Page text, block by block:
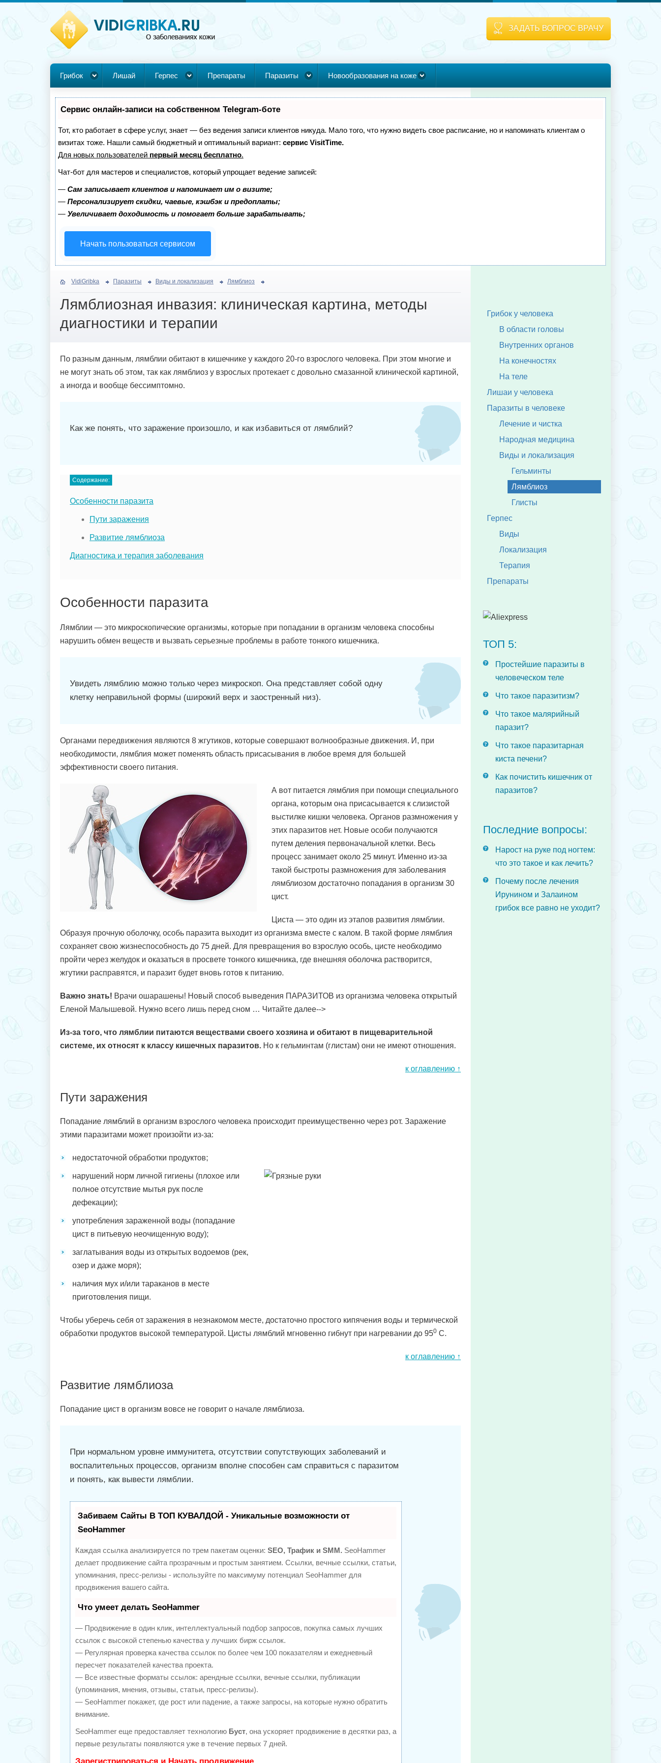
ЗАДАТЬ ВОПРОС ВРАЧУ
Грибок Лишай Герпес Препараты Паразиты Новообразования на коже
Сервис онлайн-записи на собственном Telegram-боте
Тот, кто работает в сфере услуг, знает — без ведения записи клиентов никуда. Мало того, что нужно видеть свое расписание, но и напоминать клиентам о
визитах тоже. Нашли самый бюджетный и оптимальный вариант: сервис VisitTime.
Для новых пользователей первый месяц бесплатно.
Чат-бот для мастеров и специалистов, который упрощает ведение записей:
— Сам записывает клиентов и напоминает им о визите;
— Персонализирует скидки, чаевые, кэшбэк и предоплаты;
— Увеличивает доходимость и помогает больше зарабатывать;
Начать пользоваться сервисом
VidiGribka Паразиты Виды и локализация Лямблиоз
Лямблиозная инвазия: клиническая картина, методы
диагностики и терапии
По разным данным, лямблии обитают в кишечнике у каждого 20-го взрослого человека. При этом многие и
не могут знать об этом, так как лямблиоз у взрослых протекает с довольно смазанной клинической картиной,
а иногда и вообще бессимптомно.
Как же понять, что заражение произошло, и как избавиться от лямблий?
Содержание:
Особенности паразита
Пути заражения
Развитие лямблиоза
Диагностика и терапия заболевания
Особенности паразита
Лямблии — это микроскопические организмы, которые при попадании в организм человека способны
нарушить обмен веществ и вызвать серьезные проблемы в работе тонкого кишечника.
Увидеть лямблию можно только через микроскоп. Она представляет собой одну
клетку неправильной формы (широкий верх и заостренный низ).
Органами передвижения являются 8 жгутиков, которые совершают волнообразные движения. И, при
необходимости, лямблия может поменять область присасывания в любое время для большей
эффективности своего питания.
А вот питается лямблия при помощи специального
органа, которым она присасывается к слизистой
выстилке кишки человека. Органов размножения у
этих паразитов нет. Новые особи получаются
путем деления первоначальной клетки. Весь
процесс занимает около 25 минут. Именно из-за
такой быстроты размножения для заболевания
лямблиозом достаточно попадания в организм 30
цист.
Циста — это один из этапов развития лямблии.
Образуя прочную оболочку, особь паразита выходит из организма вместе с калом. В такой форме лямблия
сохраняет свою жизнеспособность до 75 дней. Для превращения во взрослую особь, цисте необходимо
пройти через желудок и оказаться в просвете тонкого кишечника, где внешняя оболочка растворится,
жгутики расправятся, и паразит будет вновь готов к питанию.
Важно знать! Врачи ошарашены! Новый способ выведения ПАРАЗИТОВ из организма человека открытый
Еленой Малышевой. Нужно всего лишь перед сном … Читайте далее-->
Из-за того, что лямблии питаются веществами своего хозяина и обитают в пищеварительной
системе, их относят к классу кишечных паразитов. Но к гельминтам (глистам) они не имеют отношения.
к оглавлению ↑
Пути заражения
Попадание лямблий в организм взрослого человека происходит преимущественно через рот. Заражение
этими паразитами может произойти из-за:
недостаточной обработки продуктов;
нарушений норм личной гигиены (плохое или
полное отсутствие мытья рук после
дефекации);
употребления зараженной воды (попадание
цист в питьевую неочищенную воду);
заглатывания воды из открытых водоемов (рек,
озер и даже моря);
наличия мух и/или тараканов в месте
приготовления пищи.
Чтобы уберечь себя от заражения в незнакомом месте, достаточно простого кипячения воды и термической
обработки продуктов высокой температурой. Цисты лямблий мгновенно гибнут при нагревании до 950 С.
к оглавлению ↑
Развитие лямблиоза
Попадание цист в организм вовсе не говорит о начале лямблиоза.
При нормальном уровне иммунитета, отсутствии сопутствующих заболеваний и
воспалительных процессов, организм вполне способен сам справиться с паразитом
и понять, как вывести лямблии.
Забиваем Сайты В ТОП КУВАЛДОЙ - Уникальные возможности от
SeoHammer
Каждая ссылка анализируется по трем пакетам оценки: SEO, Трафик и SMM. SeoHammer
делает продвижение сайта прозрачным и простым занятием. Ссылки, вечные ссылки, статьи,
упоминания, пресс-релизы - используйте по максимуму потенциал SeoHammer для
продвижения вашего сайта.
Что умеет делать SeoHammer
— Продвижение в один клик, интеллектуальный подбор запросов, покупка самых лучших
ссылок с высокой степенью качества у лучших бирж ссылок.
— Регулярная проверка качества ссылок по более чем 100 показателям и ежедневный
пересчет показателей качества проекта.
— Все известные форматы ссылок: арендные ссылки, вечные ссылки, публикации
(упоминания, мнения, отзывы, статьи, пресс-релизы).
— SeoHammer покажет, где рост или падение, а также запросы, на которые нужно обратить
внимание.
SeoHammer еще предоставляет технологию Буст, она ускоряет продвижение в десятки раз, а
первые результаты появляются уже в течение первых 7 дней.
Грибок у человека
В области головы
Внутренних органов
На конечностях
На теле
Лишаи у человека
Паразиты в человеке
Лечение и чистка
Народная медицина
Виды и локализация
Гельминты
Лямблиоз
Глисты
Герпес
Виды
Локализация
Терапия
Препараты
ТОП 5:
Простейшие паразиты в
человеческом теле
Что такое паразитизм?
Что такое малярийный
паразит?
Что такое паразитарная
киста печени?
Как почистить кишечник от
паразитов?
Последние вопросы:
Нарост на руке под ногтем:
что это такое и как лечить?
Почему после лечения
Ирунином и Залаином
грибок все равно не уходит?